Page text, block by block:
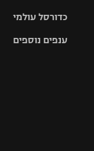
גביע הטוטו
האלופות
ליגה
סל
כדורסל עולמי
ענפים נוספים